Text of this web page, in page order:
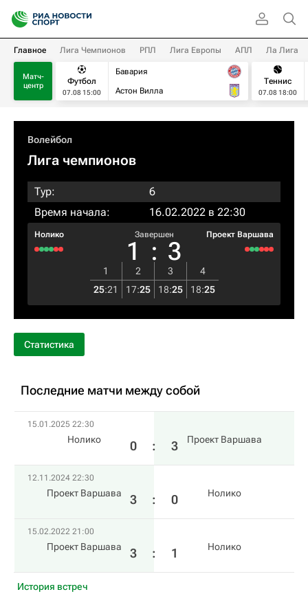
Главное Лига Чемпионов РПЛ Лига Европы АПЛ Ла Лига
Матч-
центр
Футбол
07.08 15:00
Бавария
Астон Вилла
Теннис
07.08 18:00
Волейбол
Лига чемпионов
Тур:
6
Время начала:
16.02.2022 в 22:30
Нолико Завершен
1 : 3
Проект Варшава
1 2 3
4
25:21 17:25 18:25 18:25
Статистика
Последние матчи между собой
15.01.2025 22:30
Нолико 0 : 3 Проект Варшава
12.11.2024 22:30
Проект Варшава 3 : 0 Нолико
15.02.2022 21:00
Проект Варшава 3 : 1 Нолико
История встреч